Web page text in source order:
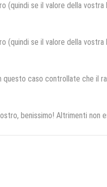
(quindi se il valore della
(quindi se il valore della
caso controllate che il
benissimo! Altrimenti